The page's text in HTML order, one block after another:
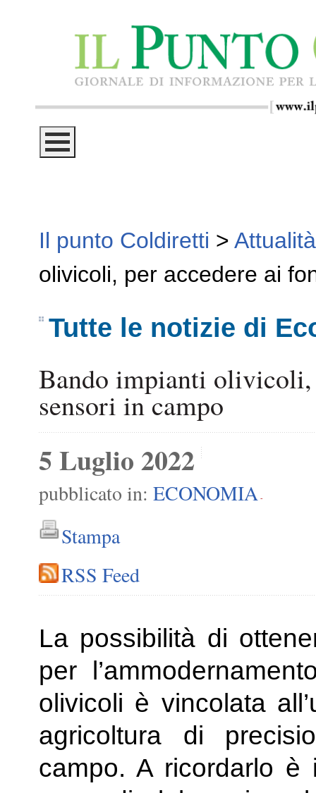
Il punto Coldiretti > Attualità
olivicoli, per accedere ai
Tutte le notizie di
Bando impianti olivicoli,
sensori in campo
5 Luglio 2022
pubblicato in: ECONOMIA -
Stampa
RSS Feed
La possibilità di
per
olivicoli è vincolata
agricoltura di
campo. A ricordarlo